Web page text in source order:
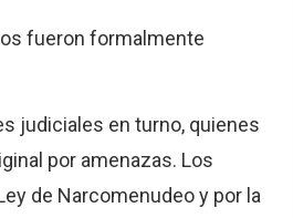
fueron formalmente
judiciales en turno, quienes
por amenazas. Los
de Narcomenudeo y por la